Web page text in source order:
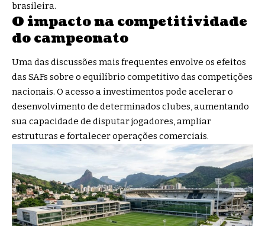
brasileira.
O impacto na competitividade
do campeonato
Uma das discussões mais frequentes envolve os efeitos
das SAFs sobre o equilíbrio competitivo das competições
nacionais. O acesso a investimentos pode acelerar o
desenvolvimento de determinados clubes, aumentando
sua capacidade de disputar jogadores, ampliar
estruturas e fortalecer operações comerciais.